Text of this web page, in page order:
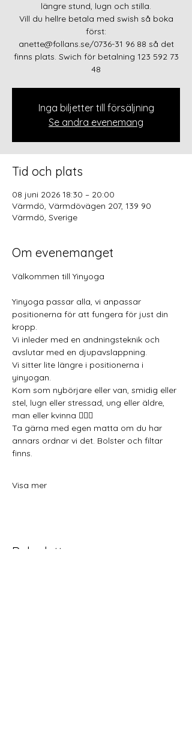
längre stund, lugn och stilla.
Vill du hellre betala med swish så boka
först:
anette@follans.se/0736-31 96 88 så det
finns plats. Swich för betalning 123 592 73
48
Inga biljetter till försäljning
Se andra evenemang
Tid och plats
08 juni 2026 18:30 – 20:00
Värmdö, Värmdövägen 207, 139 90
Värmdö, Sverige
Om evenemanget
Välkommen till Yinyoga
Yinyoga passar alla, vi anpassar
positionerna för att fungera för just din
kropp.
Vi inleder med en andningsteknik och
avslutar med en djupavslappning.
Vi sitter lite längre i positionerna i
yinyogan.
Kom som nybörjare eller van, smidig eller
stel, lugn eller stressad, ung eller äldre,
man eller kvinna 🧘🏼‍♂️
Ta gärna med egen matta om du har
annars ordnar vi det. Bolster och filtar
finns.
Visa mer
Dela detta evenemang